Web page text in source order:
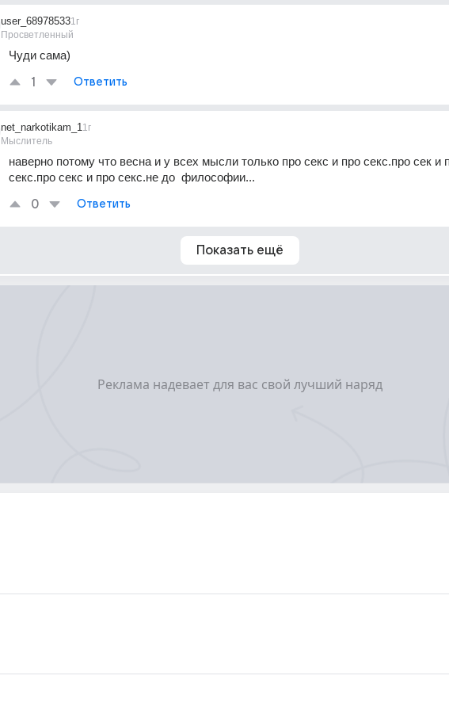
user_68978533
Просветленный
1г
Чуди сама)
1 Ответить
net_narkotikam_1
Мыслитель
1г
наверно потому что весна и у всех мысли только про секс и про секс.про сек и
секс.про секс и про секс.не до  философии...
0 Ответить
Показать ещё